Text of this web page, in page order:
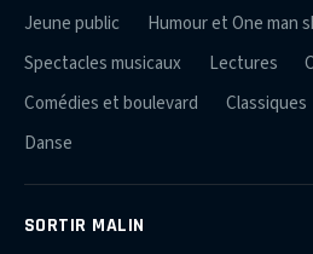
Jeune public
Humour et One man
Spectacles musicaux
Lectures
Comédies et boulevard
Classiques
Danse
SORTIR MALIN